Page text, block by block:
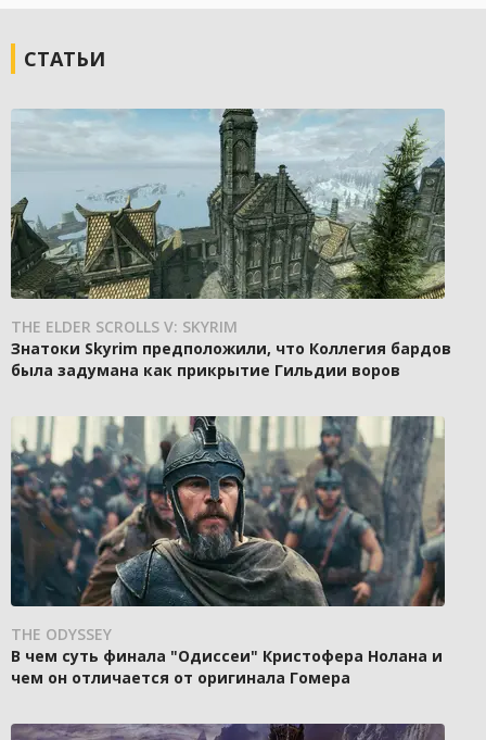
СТАТЬИ
THE ELDER SCROLLS V: SKYRIM
Знатоки Skyrim предположили, что Коллегия бардов
была задумана как прикрытие Гильдии воров
THE ODYSSEY
В чем суть финала "Одиссеи" Кристофера Нолана и
чем он отличается от оригинала Гомера